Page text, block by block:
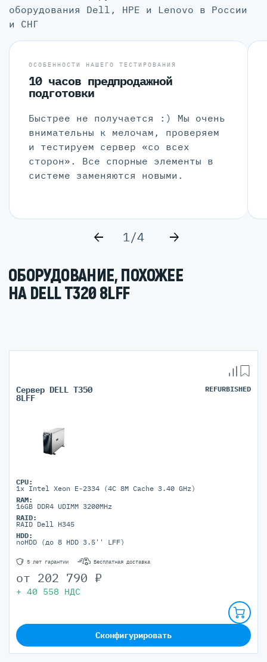
оборудования Dell, HPE и Lenovo в России
и СНГ
ОСОБЕННОСТИ НАШЕГО ТЕСТИРОВАНИЯ
10 часов предпродажной
подготовки
Быстрее не получается :) Мы очень
внимательны к мелочам, проверяем
и тестируем сервер «со всех
сторон». Все спорные элементы в
системе заменяются новыми.
1/4
ОБОРУДОВАНИЕ, ПОХОЖЕЕ
НА DELL T320 8LFF
Сервер DELL T350
8LFF
REFURBISHED
CPU:
1x Intel Xeon E-2334 (4C 8M Cache 3.40 GHz)
RAM:
16GB DDR4 UDIMM 3200MHz
RAID:
RAID Dell H345
HDD:
noHDD (до 8 HDD 3.5'' LFF)
5 лет гарантии Бесплатная доставка
от 202 790 ₽
+ 40 558 НДС
Сконфигурировать